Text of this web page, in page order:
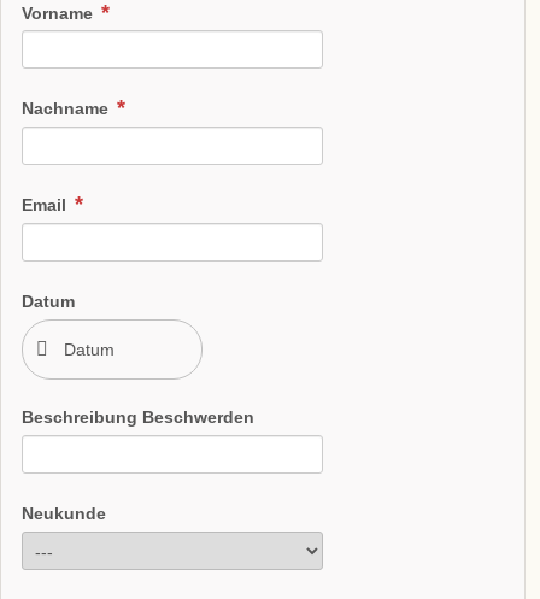
Vorname
Nachname
Email
Datum
Beschreibung Beschwerden
Neukunde